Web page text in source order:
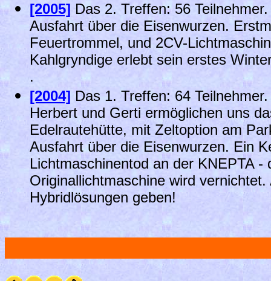
[2005] Das 2. Treffen: 56
Ausfahrt über die Eisenwurzen.
Feuertrommel, und 2CV-
Kahlgryndige erlebt sein erstes
.
[2004] Das 1. Treffen: 64
Herbert und Gerti ermöglichen uns
Edelrautehütte, mit Zeltoption am
Ausfahrt über die Eisenwurzen. Ein
Lichtmaschinentod an der KNEPTA -
Originallichtmaschine wird
Hybridlösungen geben!